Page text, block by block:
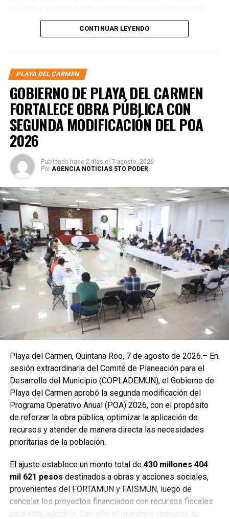
estado, donde fue el primer presidente del Comité
Ejecutivo Estatal y posteriormente delegado especial.
En el marco del proceso interno de Morena para definir la
defensa de la transformación en Quintana Roo, Marín
explicó que su decisión de participar responde al llamado
de militantes, fundadores y ciudadanos que conocen su
trabajo. Señaló que busca poner al servicio del estado la
experiencia acumulada en los sectores público y privado,
especialmente frente a desafíos persistentes como la
inseguridad, el sargazo y las carencias en materia de
Durante su mensaje, enfatizó la importancia de defender la
soberanía nacional y respaldó la postura de la presidenta
Claudia Sheinbaum de mantener una relación de
cooperación con Estados Unidos sin subordinación. Afirmó
que México es un país libre y democrático, y llamó a no
dejarse influenciar por campañas de desinformación.
Finalmente, destacó que las asambleas informativas
continuarán realizándose en distintos puntos de Quintana
Roo para fortalecer la organización ciudadana y la
participación informada.
Fuente: 5to Poder Agencia de Noticias
CONTINUAR LEYENDO
PLAYA DEL CARMEN
GOBIERNO DE PLAYA DEL CARMEN
FORTALECE OBRA PÚBLICA CON
SEGUNDA MODIFICACIÓN DEL POA
2026
Publicado hace 2 días el 7 agosto, 2026
Por AGENCIA NOTICIAS 5TO PODER
Playa del Carmen, Quintana Roo, 7 de agosto de 2026.– En
sesión extraordinaria del Comité de Planeación para el
Desarrollo del Municipio (COPLADEMUN), el Gobierno de
Playa del Carmen aprobó la segunda modificación del
Programa Operativo Anual (POA) 2026, con el propósito
de reforzar la obra pública, optimizar la aplicación de
recursos y atender de manera directa las necesidades
prioritarias de la población.
El ajuste establece un monto total de 430 millones 404
mil 621 pesos destinados a obras y acciones sociales,
provenientes del FORTAMUN y FAISMUN, luego de
cancelar los proyectos financiados con recursos fiscales
para este ejercicio. Con ello, el municipio reorienta su